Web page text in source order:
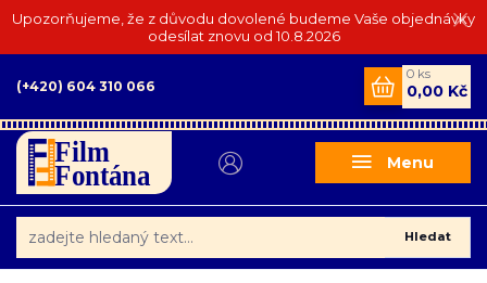
Upozorňujeme, že z důvodu dovolené budeme Vaše objednávky
odesílat znovu od 10.8.2026
Menu
Hledat
(+420) 604 310 066
0 ks
0,00 Kč